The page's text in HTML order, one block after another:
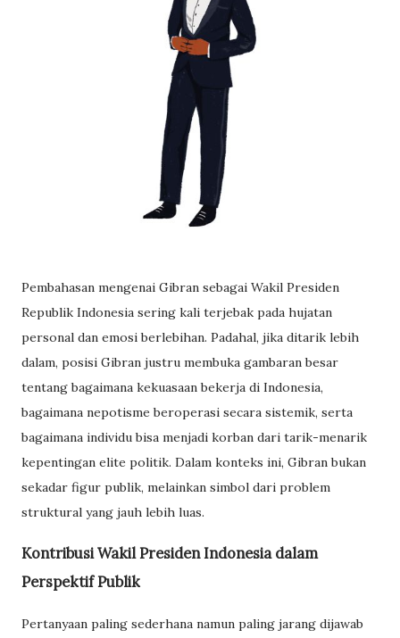
Pembahasan mengenai Gibran sebagai Wakil Presiden
Republik Indonesia sering kali terjebak pada hujatan
personal dan emosi berlebihan. Padahal, jika ditarik lebih
dalam, posisi Gibran justru membuka gambaran besar
tentang bagaimana kekuasaan bekerja di Indonesia,
bagaimana nepotisme beroperasi secara sistemik, serta
bagaimana individu bisa menjadi korban dari tarik-menarik
kepentingan elite politik. Dalam konteks ini, Gibran bukan
sekadar figur publik, melainkan simbol dari problem
struktural yang jauh lebih luas.
Kontribusi Wakil Presiden Indonesia dalam
Perspektif Publik
Pertanyaan paling sederhana namun paling jarang dijawab